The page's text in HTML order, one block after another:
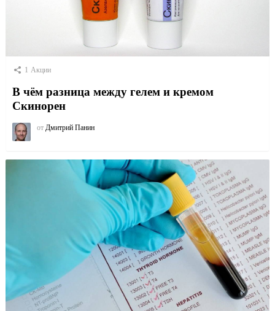
1 Акции
В чём разница между гелем и кремом
Скинорен
от Дмитрий Панин